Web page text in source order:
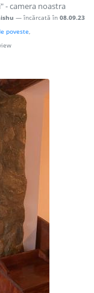
- camera noastra
— încărcată în 08.09.23
poveste,